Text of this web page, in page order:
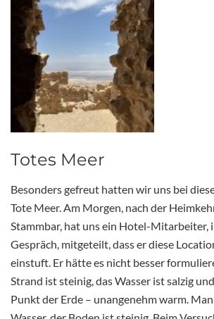
Totes Meer
Besonders gefreut hatten wir uns bei
Tote Meer. Am Morgen, nach der
Stammbar, hat uns ein Hotel-Mitarbeiter,
Gespräch, mitgeteilt, dass er diese
einstuft. Er hätte es nicht besser
Strand ist steinig, das Wasser ist salzig
Punkt der Erde – unangenehm warm.